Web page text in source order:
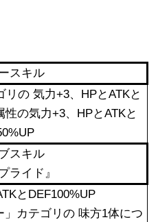
スキル
リの 気力+3、HPとATKと
性の気力+3、HPとATKと
スキル
ライド』
とDEF100%UP
カテゴリの 味方1体につ